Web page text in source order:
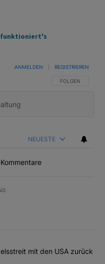
funktioniert's
FOLGE DIESER
FOLGEN
ANMELDEN REGISTRIEREN
NEUESTE
meisten kommentierten
schlägt im Handelsstreit
mit den USA zurück